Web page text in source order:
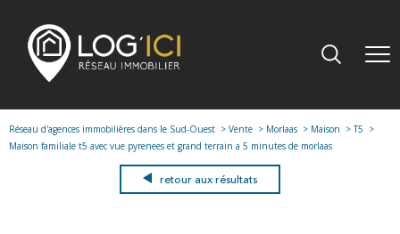
Réseau d'agences immobilières dans le Sud-Ouest Vente Morlaas Maison
T5
Maison familiale t5 avec vue pyrenees et grand terrain a 5 minutes de morlaas
retour aux résultats